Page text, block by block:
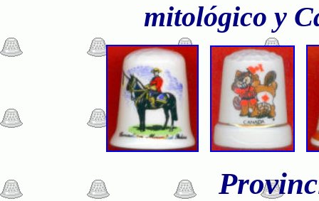
mitológico y